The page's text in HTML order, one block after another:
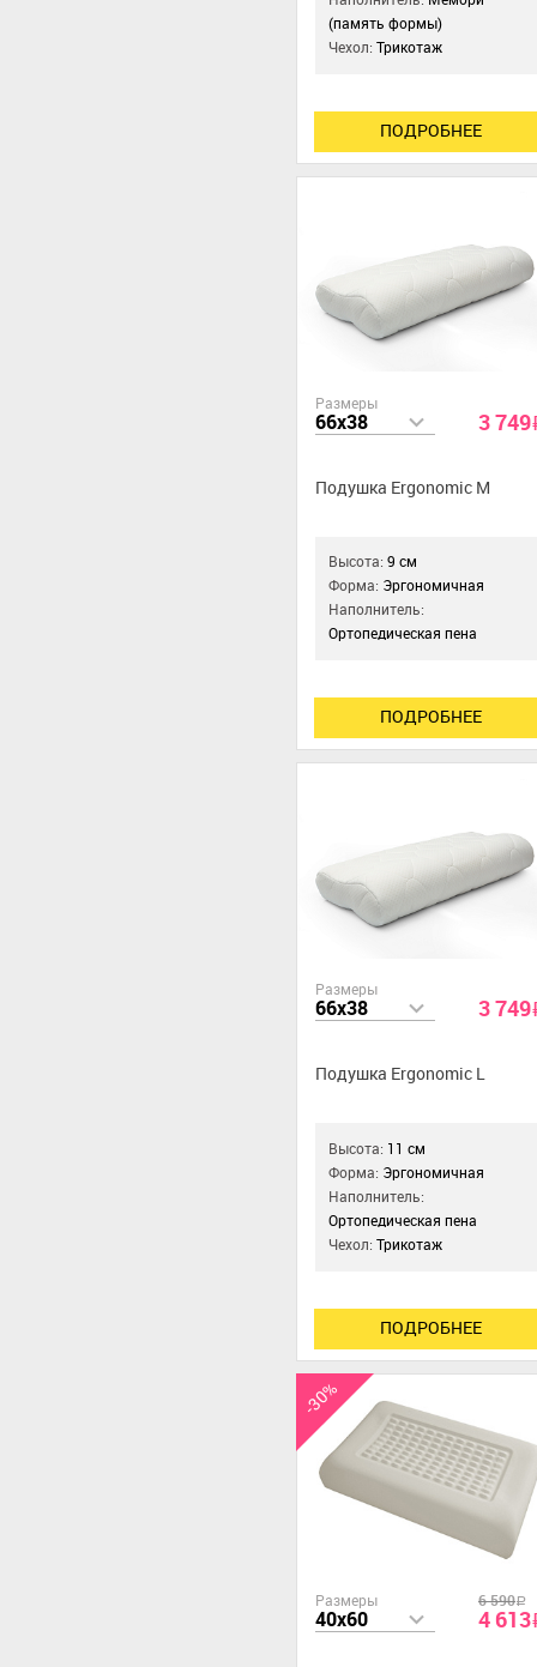
(память формы)
Чехол:Трикотаж
ПОДРОБНЕЕ
Размеры
66x38 3 749
Подушка Ergonomic М
Высота:9 см
Форма: Эргономичная
Наполнитель:
Ортопедическая пена
ПОДРОБНЕЕ
Размеры
66x38 3 749
Подушка Ergonomic L
Высота: 11 см
Форма: Эргономичная
Наполнитель:
Ортопедическая пена
Чехол:Трикотаж
ПОДРОБНЕЕ
-30%
Размеры
40x60
6 590a
4 613